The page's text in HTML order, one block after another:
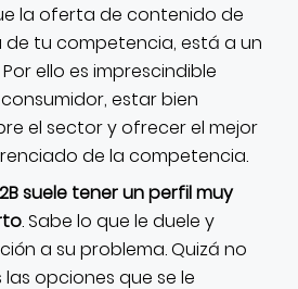
la oferta de contenido de
de tu competencia, está a un
ello es imprescindible
estar bien
el sector y ofrecer el mejor
de la competencia.
suele tener un perfil muy
. Sabe lo que le duele y
a su problema. Quizá no
opciones que se le